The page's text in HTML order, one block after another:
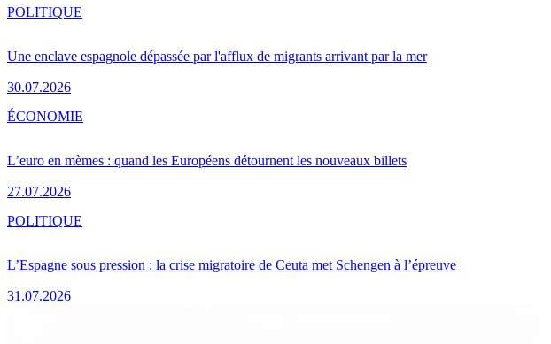
Une enclave espagnole dépassée par l'afflux de migrants arrivant par la mer
30.07.2026
POLITIQUE
L’euro en mèmes : quand les Européens détournent les nouveaux billets
27.07.2026
ÉCONOMIE
L’Espagne sous pression : la crise migratoire de Ceuta met Schengen à l’épreuve
31.07.2026
POLITIQUE